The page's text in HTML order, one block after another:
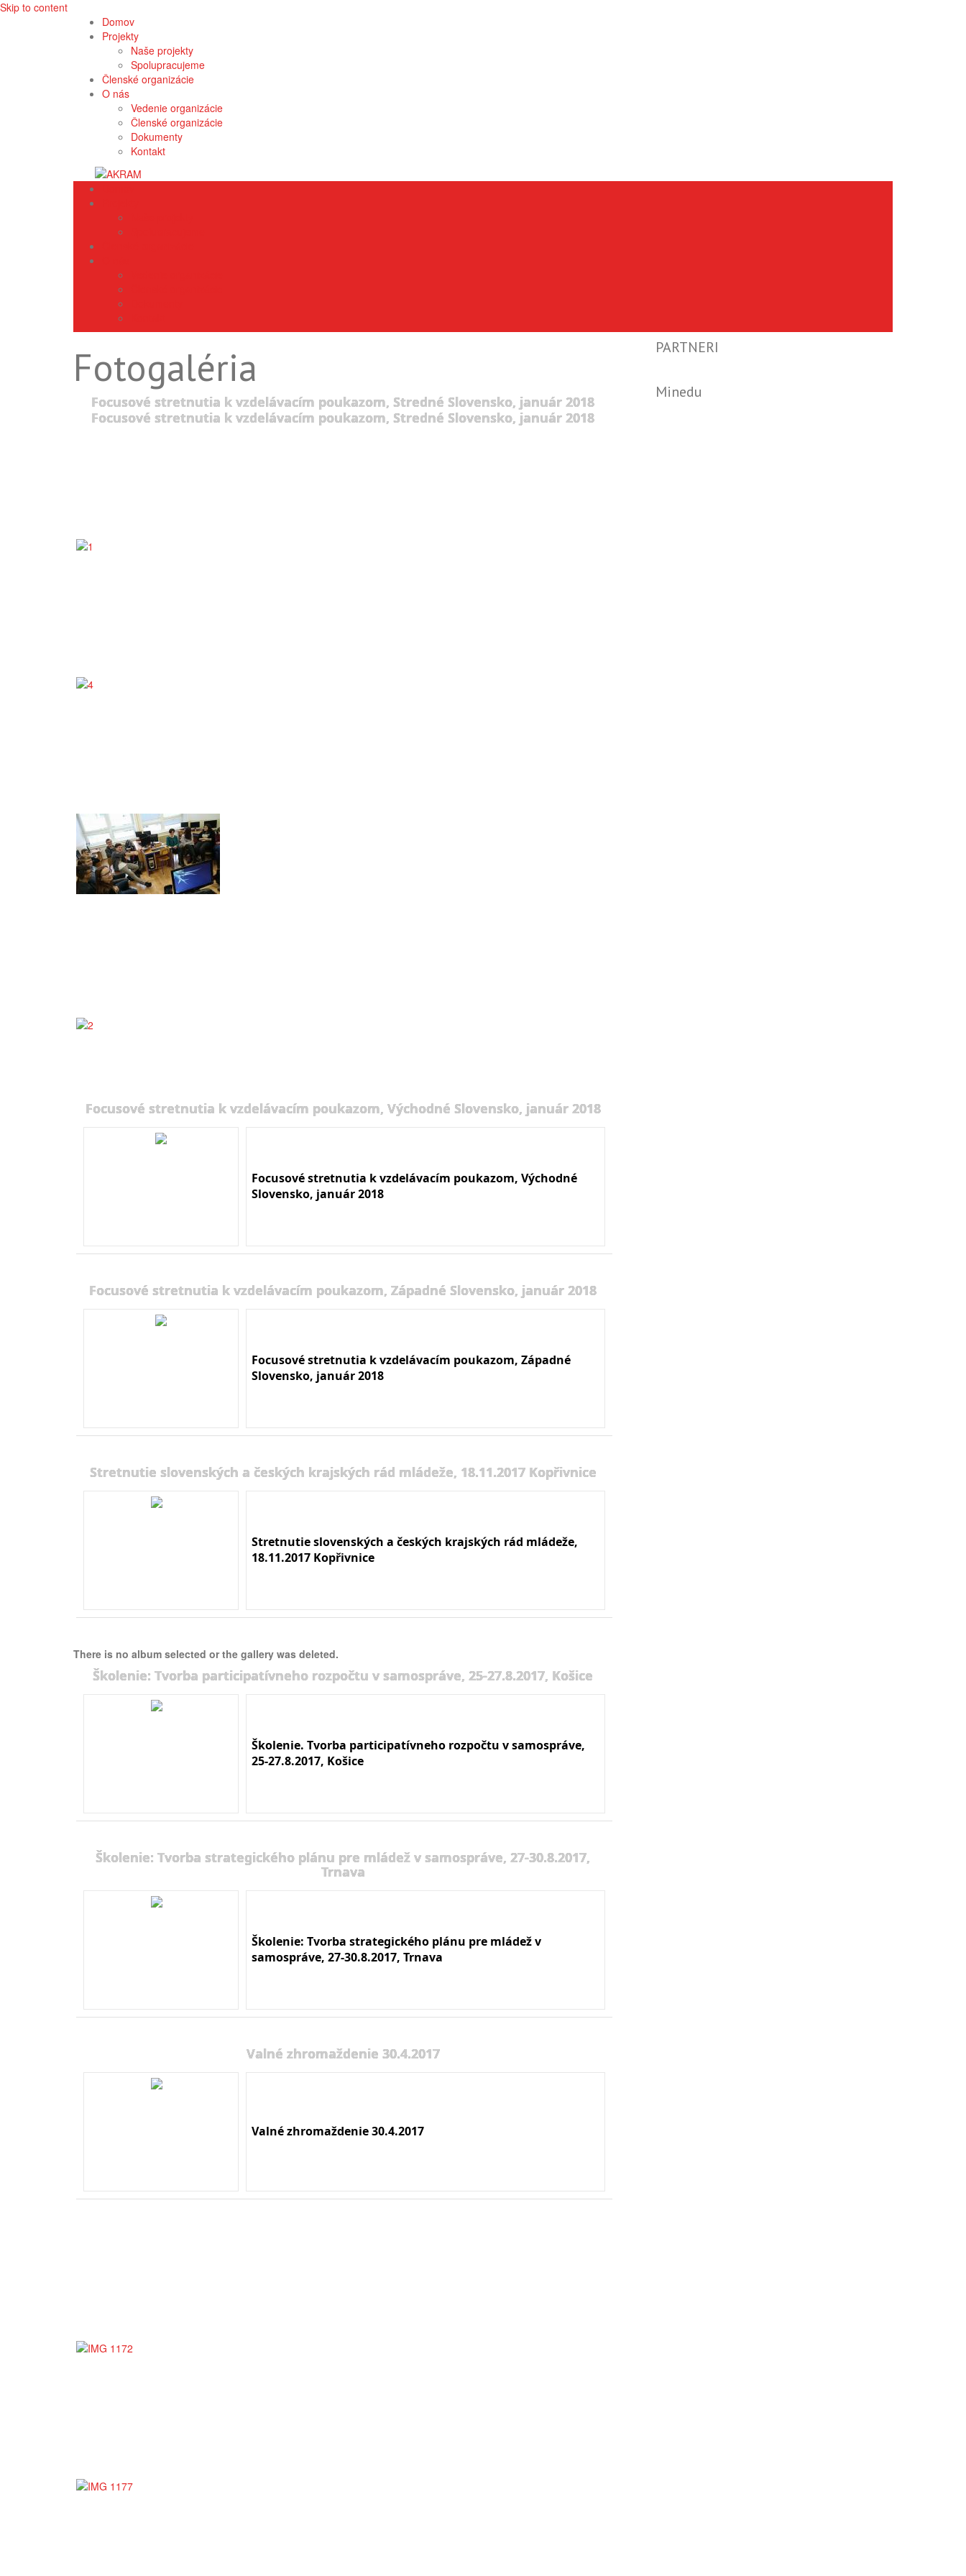
Skip to content
Domov
Projekty
Naše projekty
Spolupracujeme
Členské organizácie
O nás
Vedenie organizácie
Členské organizácie
Dokumenty
Kontakt
Fotogaléria
Focusové stretnutia k vzdelávacím poukazom, Stredné Slovensko, január 2018
Focusové stretnutia k vzdelávacím poukazom, Stredné Slovensko, január 2018
Focusové stretnutia k vzdelávacím poukazom, Východné Slovensko, január 2018
Focusové stretnutia k vzdelávacím poukazom, Východné
Slovensko, január 2018
Focusové stretnutia k vzdelávacím poukazom, Západné Slovensko, január 2018
Focusové stretnutia k vzdelávacím poukazom, Západné
Slovensko, január 2018
Stretnutie slovenských a českých krajských rád mládeže, 18.11.2017 Kopřivnice
Stretnutie slovenských a českých krajských rád mládeže,
18.11.2017 Kopřivnice
There is no album selected or the gallery was deleted.
Školenie: Tvorba participatívneho rozpočtu v samospráve, 25-27.8.2017, Košice
Školenie. Tvorba participatívneho rozpočtu v samospráve,
25-27.8.2017, Košice
Školenie: Tvorba strategického plánu pre mládež v samospráve, 27-30.8.2017,
Trnava
Školenie: Tvorba strategického plánu pre mládež v
samospráve, 27-30.8.2017, Trnava
Valné zhromaždenie 30.4.2017
Valné zhromaždenie 30.4.2017
PARTNERI
Minedu